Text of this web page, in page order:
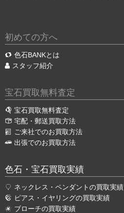
初めての方へ
色石BANKとは
スタッフ紹介
宝石買取無料査定
宝石買取無料査定
宅配・郵送買取方法
ご来社でのお買取方法
出張でのお買取方法
色石・宝石買取実績
ネックレス・ペンダントの買取実績
ピアス・イヤリングの買取実績
ブローチの買取実績